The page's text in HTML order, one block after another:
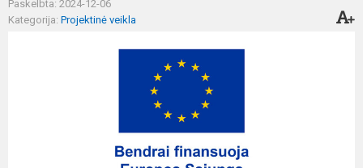
Paskelbta: 2024-12-06
Kategorija: Projektinė veikla